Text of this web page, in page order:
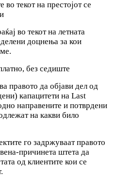
во текот на престојот се
во текот на летната
доцнења за кои
без седиште
правото да објави дел од
капацитети на Last
направените и потврдени
на какви било
го задржуваат правото
причинета штета да
од клиентите кои се